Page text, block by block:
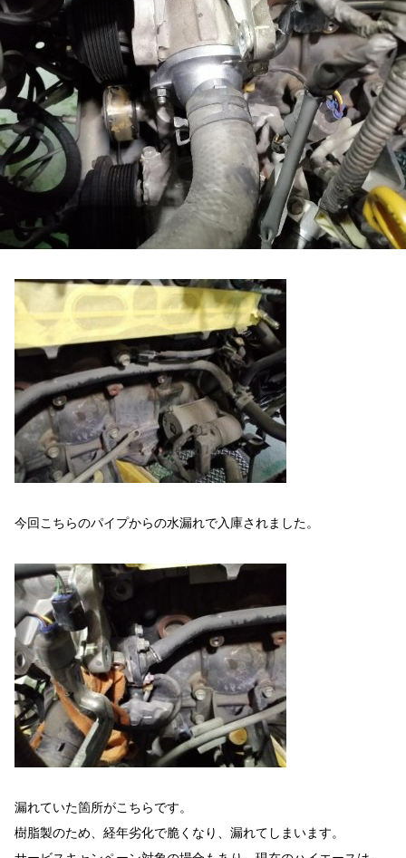
今回こちらのパイプからの水漏れで入庫されました。
漏れていた箇所がこちらです。
樹脂製のため、経年劣化で脆くなり、漏れてしまいます。